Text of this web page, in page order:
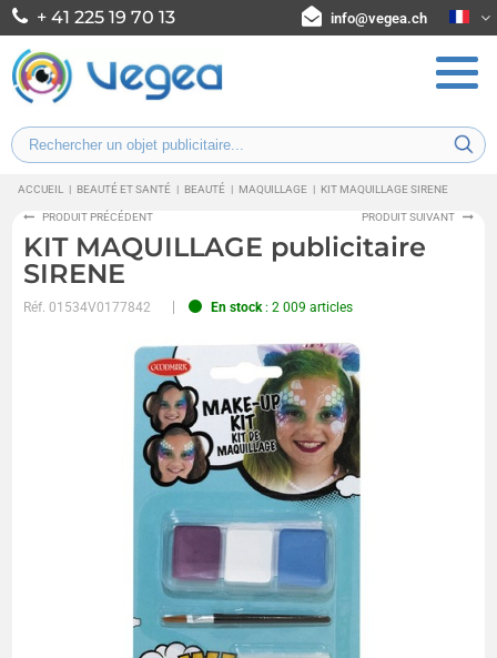
+ 41 225 19 70 13 info@vegea.ch
ACCUEIL | BEAUTÉ ET SANTÉ | BEAUTÉ | MAQUILLAGE | KIT MAQUILLAGE SIRENE
PRODUIT PRÉCÉDENT PRODUIT SUIVANT
KIT MAQUILLAGE publicitaire
SIRENE
Réf.01534V0177842 En stock: 2 009 articles